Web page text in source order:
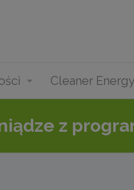
Cleaner Energy
z